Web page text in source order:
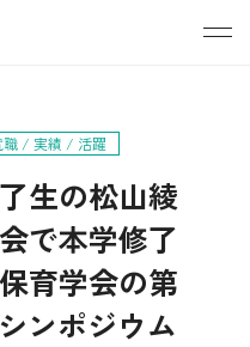
職 / 実績 / 活躍
生の松山綾
で本学修了
育学会の第
ンポジウム